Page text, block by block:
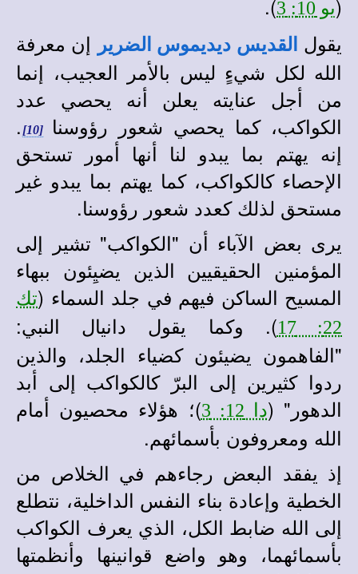
(يو 10: 3
).
يقول
القديس ديديموس الضرير
إن معرفة
الله لكل شيءٍ ليس بالأمر العجيب، إنما
من أجل عنايته يعلن أنه يحصي عدد
الكواكب، كما يحصي شعور رؤوسنا
[10]
.
إنه يهتم بما يبدو لنا أنها أمور تستحق
الإحصاء كالكواكب، كما يهتم بما يبدو غير
مستحق لذلك كعدد شعور رؤوسنا.
يرى بعض الآباء أن "الكواكب" تشير إلى
المؤمنين الحقيقيين الذين يضيِئون ببهاء
المسيح الساكن فيهم في جلد السماء (تك
22: 17
). وكما يقول دانيال النبي:
"الفاهمون يضيئون كضياء الجلد، والذين
ردوا كثيرين إلى البرّ كالكواكب إلى أبد
الدهور" (دا 12: 3
)؛ هؤلاء محصيون أمام
الله ومعروفون بأسمائهم.
إذ يفقد البعض رجاءهم في الخلاص من
الخطية وإعادة بناء النفس الداخلية، نتطلع
إلى الله ضابط الكل، الذي يعرف الكواكب
بأسمائهما، وهو واضع قوانينها وأنظمتها